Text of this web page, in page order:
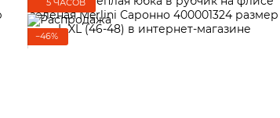
5 ЧАСОВ
−46%